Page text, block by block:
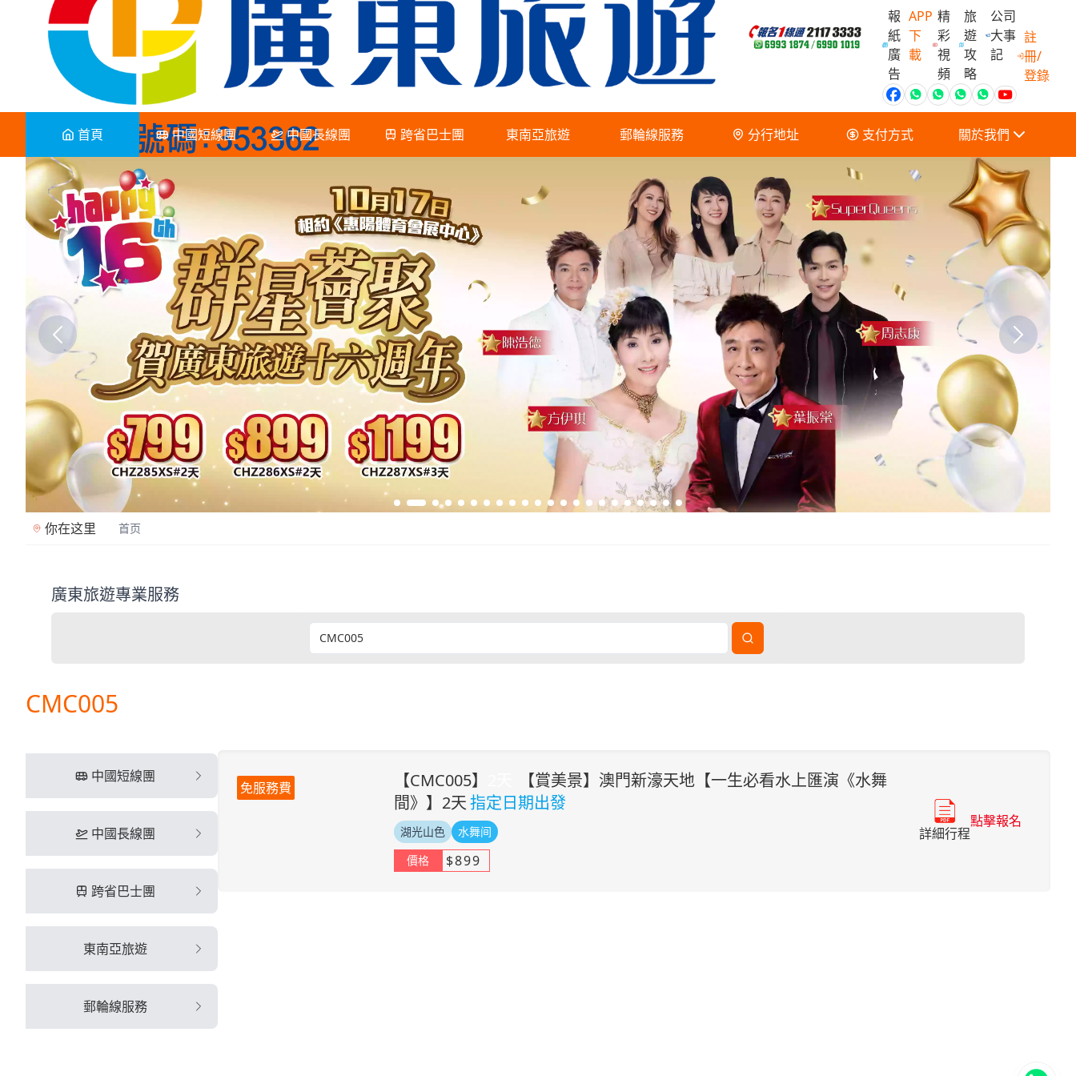
報
紙
廣
告
APP
下
載
精
彩
視
頻
旅
遊
攻
略
公司
大事
記
會員獨家
註
冊/
登錄
首頁 中國短線團 中國長線團 跨省巴士團 東南亞旅遊 郵輪線服務 分行地址 支付方式 關於我們
關於我們
服務條款及細則
你在这里 首页
廣東旅遊專業服務
廣東旅遊是香港專業旅行社（牌照353362），2012年重塑品牌以來，一直致力提供優質旅遊服務。我們專營中國短線旅遊、中國長線旅遊、跨省巴士服務、東南亞旅遊及郵輪
CMC005
中國短線團
中國長線團
跨省巴士團
東南亞旅遊
郵輪線服務
免服務費 【CMC005】
【賞美景】澳門新濠天地【一生必看水上匯演《水舞
間》】2天指定日期出發
湖光山色
水舞间
價格
$899
詳細行程
點擊報名
立即